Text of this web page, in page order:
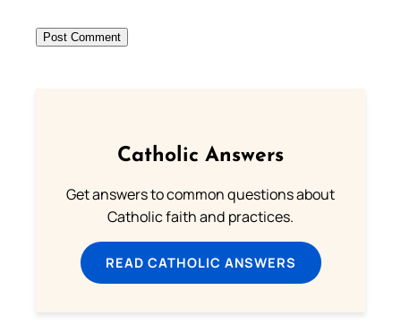
Catholic Answers
Get answers to common questions about
Catholic faith and practices.
READ CATHOLIC ANSWERS